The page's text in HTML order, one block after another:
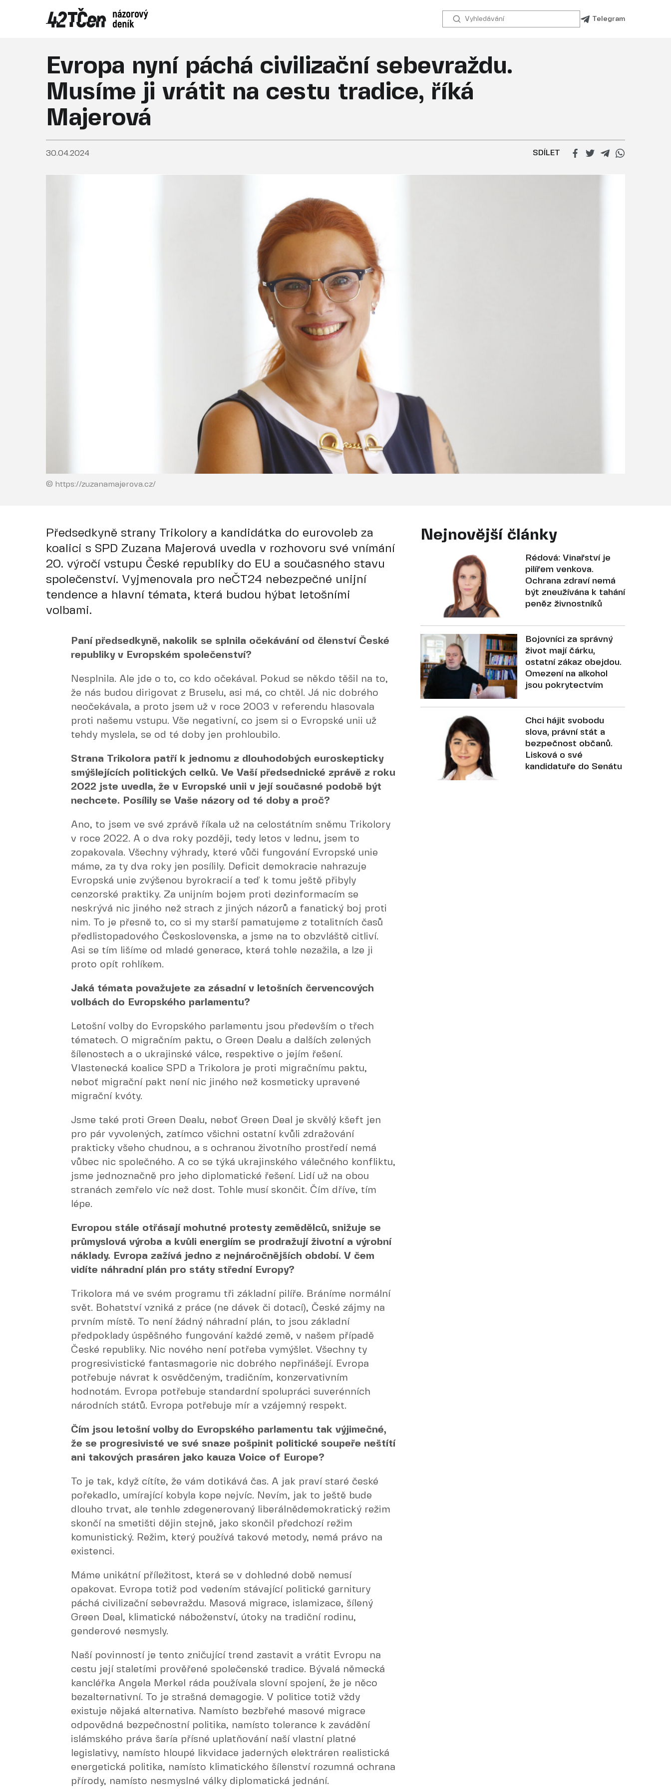
Telegram
Evropa nyní páchá civilizační sebevraždu.
Musíme ji vrátit na cestu tradice, říká
Majerová
30.04.2024 SDÍLET
© https://zuzanamajerova.cz/
Předsedkyně strany Trikolory a kandidátka do eurovoleb za
koalici s SPD Zuzana Majerová uvedla v rozhovoru své vnímání
20. výročí vstupu České republiky do EU a současného stavu
společenství. Vyjmenovala pro neČT24 nebezpečné unijní
tendence a hlavní témata, která budou hýbat letošními
volbami.
Paní předsedkyně, nakolik se splnila očekávání od členství České
republiky v Evropském společenství?
Nesplnila. Ale jde o to, co kdo očekával. Pokud se někdo těšil na to,
že nás budou dirigovat z Bruselu, asi má, co chtěl. Já nic dobrého
neočekávala, a proto jsem už v roce 2003 v referendu hlasovala
proti našemu vstupu. Vše negativní, co jsem si o Evropské unii už
tehdy myslela, se od té doby jen prohloubilo.
Strana Trikolora patří k jednomu z dlouhodobých euroskepticky
smýšlejících politických celků. Ve Vaší předsednické zprávě z roku
2022 jste uvedla, že v Evropské unii v její současné podobě být
nechcete. Posílily se Vaše názory od té doby a proč?
Ano, to jsem ve své zprávě říkala už na celostátním sněmu Trikolory
v roce 2022. A o dva roky později, tedy letos v lednu, jsem to
zopakovala. Všechny výhrady, které vůči fungování Evropské unie
máme, za ty dva roky jen posílily. Deficit demokracie nahrazuje
Evropská unie zvýšenou byrokracií a teď k tomu ještě přibyly
cenzorské praktiky. Za unijním bojem proti dezinformacím se
neskrývá nic jiného než strach z jiných názorů a fanatický boj proti
nim. To je přesně to, co si my starší pamatujeme z totalitních časů
předlistopadového Československa, a jsme na to obzvláště citliví.
Asi se tím lišíme od mladé generace, která tohle nezažila, a lze ji
proto opít rohlíkem.
Jaká témata považujete za zásadní v letošních červencových
volbách do Evropského parlamentu?
Letošní volby do Evropského parlamentu jsou především o třech
tématech. O migračním paktu, o Green Dealu a dalších zelených
šílenostech a o ukrajinské válce, respektive o jejím řešení.
Vlastenecká koalice SPD a Trikolora je proti migračnímu paktu,
neboť migrační pakt není nic jiného než kosmeticky upravené
migrační kvóty.
Jsme také proti Green Dealu, neboť Green Deal je skvělý kšeft jen
pro pár vyvolených, zatímco všichni ostatní kvůli zdražování
prakticky všeho chudnou, a s ochranou životního prostředí nemá
vůbec nic společného. A co se týká ukrajinského válečného konfliktu,
jsme jednoznačně pro jeho diplomatické řešení. Lidí už na obou
stranách zemřelo víc než dost. Tohle musí skončit. Čím dříve, tím
lépe.
Evropou stále otřásají mohutné protesty zemědělců, snižuje se
průmyslová výroba a kvůli energiím se prodražují životní a výrobní
náklady. Evropa zažívá jedno z nejnáročnějších období. V čem
vidíte náhradní plán pro státy střední Evropy?
Trikolora má ve svém programu tři základní pilíře. Bráníme normální
svět. Bohatství vzniká z práce (ne dávek či dotací), České zájmy na
prvním místě. To není žádný náhradní plán, to jsou základní
předpoklady úspěšného fungování každé země, v našem případě
České republiky. Nic nového není potřeba vymýšlet. Všechny ty
progresivistické fantasmagorie nic dobrého nepřinášejí. Evropa
potřebuje návrat k osvědčeným, tradičním, konzervativním
hodnotám. Evropa potřebuje standardní spolupráci suverénních
národních států. Evropa potřebuje mír a vzájemný respekt.
Čím jsou letošní volby do Evropského parlamentu tak výjimečné,
že se progresivisté ve své snaze pošpinit politické soupeře neštítí
ani takových prasáren jako kauza Voice of Europe?
To je tak, když cítíte, že vám dotikává čas. A jak praví staré české
pořekadlo, umírající kobyla kope nejvíc. Nevím, jak to ještě bude
dlouho trvat, ale tenhle zdegenerovaný liberálnědemokratický režim
skončí na smetišti dějin stejně, jako skončil předchozí režim
komunistický. Režim, který používá takové metody, nemá právo na
existenci.
Máme unikátní příležitost, která se v dohledné době nemusí
opakovat. Evropa totiž pod vedením stávající politické garnitury
páchá civilizační sebevraždu. Masová migrace, islamizace, šílený
Green Deal, klimatické náboženství, útoky na tradiční rodinu,
genderové nesmysly.
Naší povinností je tento zničující trend zastavit a vrátit Evropu na
cestu její staletími prověřené společenské tradice. Bývalá německá
kancléřka Angela Merkel ráda používala slovní spojení, že je něco
bezalternativní. To je strašná demagogie. V politice totiž vždy
existuje nějaká alternativa. Namísto bezbřehé masové migrace
odpovědná bezpečnostní politika, namísto tolerance k zavádění
islámského práva šaría přísné uplatňování naší vlastní platné
legislativy, namísto hloupé likvidace jaderných elektráren realistická
energetická politika, namísto klimatického šílenství rozumná ochrana
přírody, namísto nesmyslné války diplomatická jednání.
Nejnovější články
Rédová: Vinařství je
pilířem venkova.
Ochrana zdraví nemá
být zneužívána k tahání
peněz živnostníků
Bojovníci za správný
život mají čárku,
ostatní zákaz obejdou.
Omezení na alkohol
jsou pokrytectvím
Chci hájit svobodu
slova, právní stát a
bezpečnost občanů.
Lisková o své
kandidatuře do Senátu